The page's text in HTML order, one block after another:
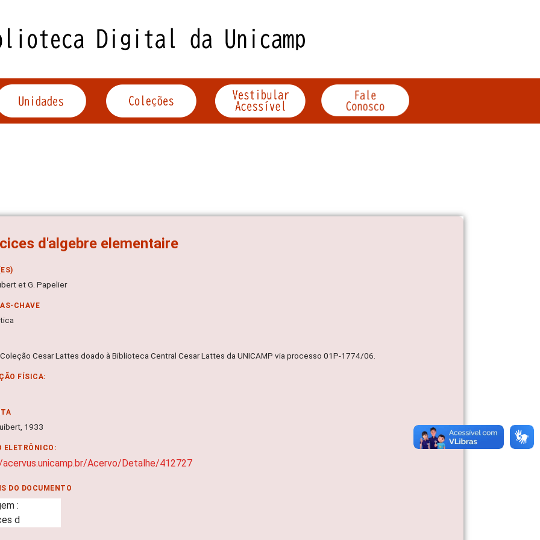
d'algebre elementaire
et G. Papelier
CHAVE
Cesar Lattes doado à Biblioteca Central Cesar Lattes da UNICAMP via processo 01P-1774/06.
FÍSICA:
1933
ELETRÔNICO:
Acervo/Detalhe/412727
DO DOCUMENTO